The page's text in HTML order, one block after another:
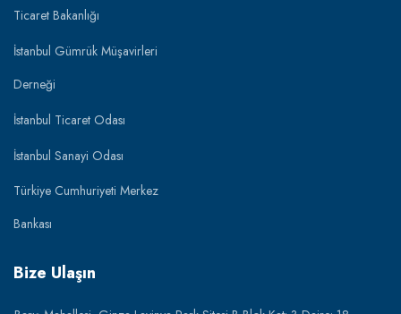
Ticaret Bakanlığı
İstanbul Gümrük Müşavirleri
Derneği
İstanbul Ticaret Odası
İstanbul Sanayi Odası
Türkiye Cumhuriyeti Merkez
Bankası
Bize Ulaşın